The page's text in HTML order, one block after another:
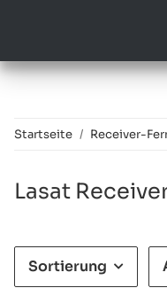
Startseite Receiver-
Lasat
Sortierung